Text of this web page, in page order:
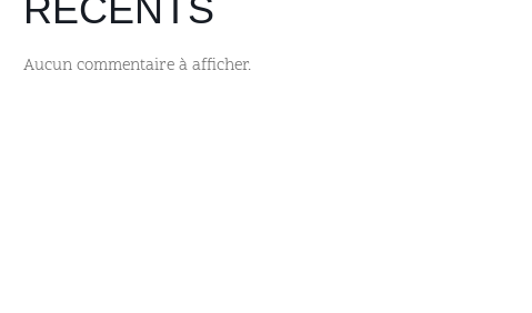
Aucun commentaire à afficher.